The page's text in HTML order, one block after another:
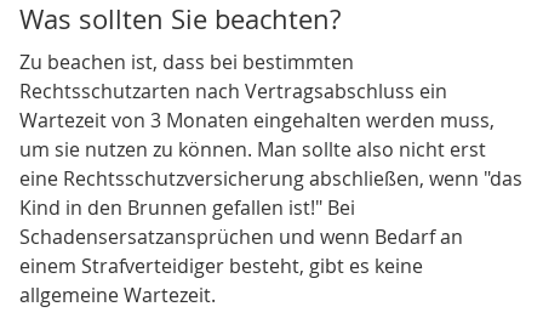
Was sollten Sie beachten?
Zu beachen ist, dass bei bestimmten
Rechtsschutzarten nach Vertragsabschluss ein
Wartezeit von 3 Monaten eingehalten werden muss,
um sie nutzen zu können. Man sollte also nicht erst
eine Rechtsschutzversicherung abschließen, wenn "das
Kind in den Brunnen gefallen ist!" Bei
Schadensersatzansprüchen und wenn Bedarf an
einem Strafverteidiger besteht, gibt es keine
allgemeine Wartezeit.